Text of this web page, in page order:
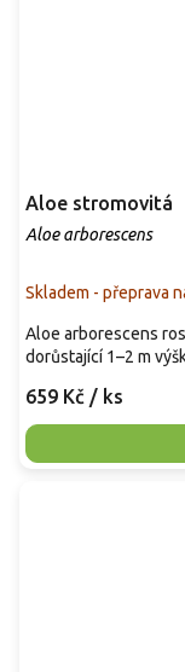
Aloe stromovitá
Aloe arborescens
Skladem - přeprava
659 Kč / ks
Aloe arborescens
dorůstající 1–2 m